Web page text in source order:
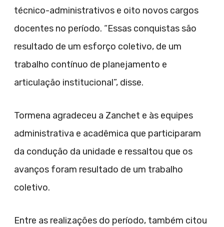
técnico-administrativos e oito novos cargos
docentes no período. “Essas conquistas são
resultado de um esforço coletivo, de um
trabalho contínuo de planejamento e
articulação institucional”, disse.
Tormena agradeceu a Zanchet e às equipes
administrativa e acadêmica que participaram
da condução da unidade e ressaltou que os
avanços foram resultado de um trabalho
coletivo.
Entre as realizações do período, também citou